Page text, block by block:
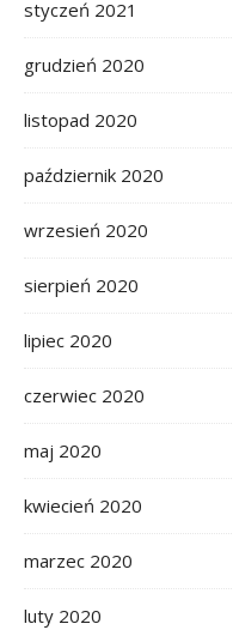
styczeń 2021
grudzień 2020
listopad 2020
październik 2020
wrzesień 2020
sierpień 2020
lipiec 2020
czerwiec 2020
maj 2020
kwiecień 2020
marzec 2020
luty 2020